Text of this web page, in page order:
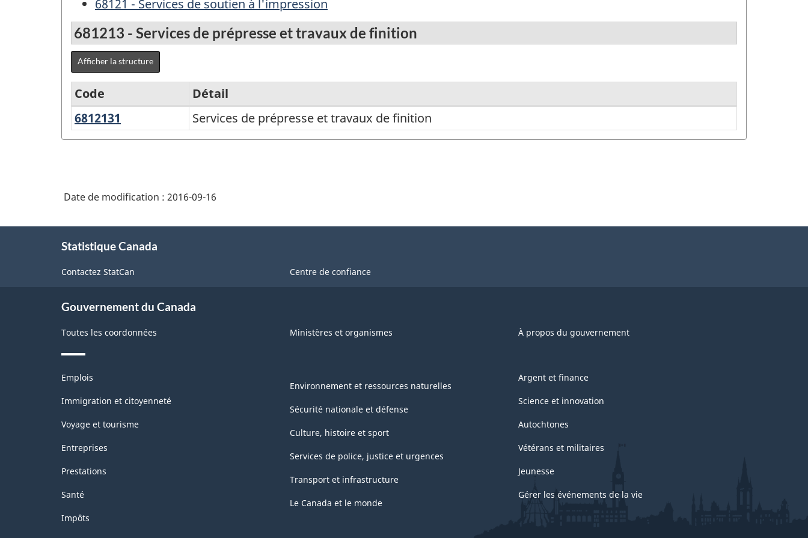
68121 - Services de soutien à l'impression
681213 - Services de prépresse et travaux de finition
Afficher la structure
Variante
du
2012
1.1
Fabrication
forestière
-
Structure
de
Code
Détail
6812131
de
de
Services de prépresse et travaux de finition
Date de modification : 2016-09-16
Statistique Canada
Contactez StatCan Centre de confiance
Gouvernement du Canada
Toutes les coordonnées Ministères et organismes À propos du gouvernement
Thèmes
sujets
Emplois
Immigration et citoyenneté
Voyage et tourisme
Entreprises
Prestations
Santé
Impôts
Environnement et ressources naturelles
Sécurité nationale et défense
Culture, histoire et sport
Services de police, justice et urgences
Transport et infrastructure
Le Canada et le monde
Argent et finance
Science et innovation
Autochtones
Vétérans et militaires
Jeunesse
Gérer les événements de la vie